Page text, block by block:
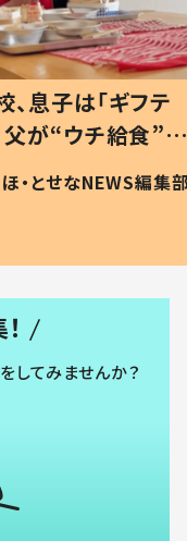
ギフテ
給食”を
和の親編集部
ひ孫
が、抱
「涙
い」
してみませんか？